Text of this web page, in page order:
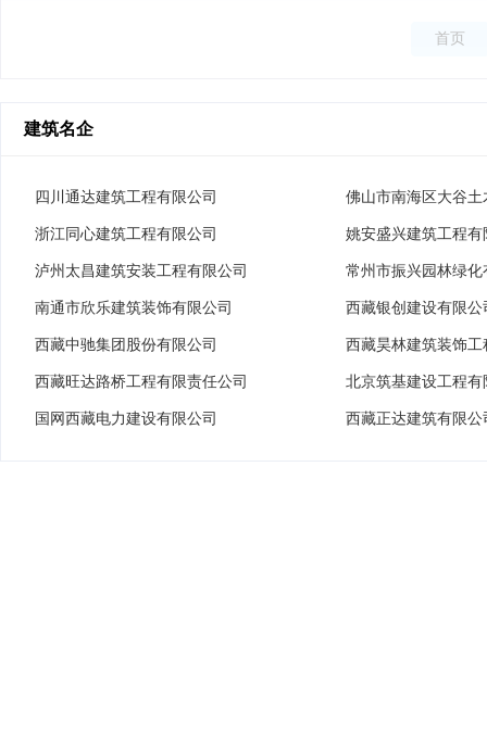
首页
建筑名企
四川通达建筑工程有限公司 佛山市南海区大谷
浙江同心建筑工程有限公司 姚安盛兴建筑工程有
泸州太昌建筑安装工程有限公司 常州市振兴园林绿化
南通市欣乐建筑装饰有限公司 西藏银创建设有限公
西藏中驰集团股份有限公司 西藏昊林建筑装饰工
西藏旺达路桥工程有限责任公司 北京筑基建设工程有
国网西藏电力建设有限公司 西藏正达建筑有限公